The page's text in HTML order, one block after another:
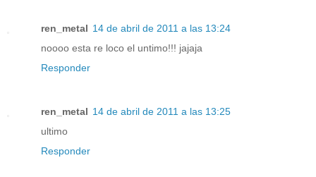
ren_metal 14 de abril de 2011 a las 13:24
noooo esta re loco el untimo!!! jajaja
Responder
ren_metal 14 de abril de 2011 a las 13:25
ultimo
Responder